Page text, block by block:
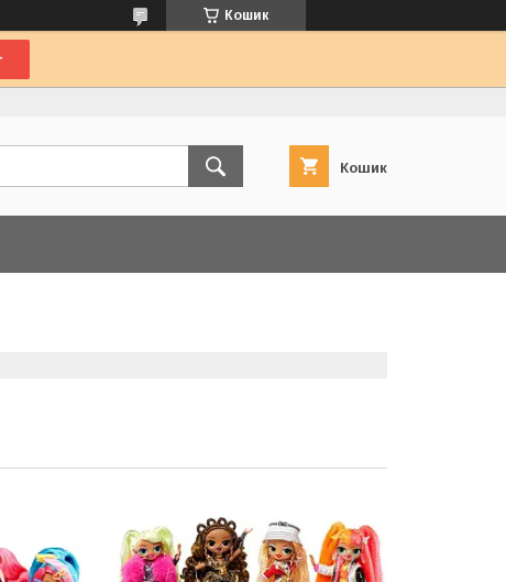
Кошик
Кошик